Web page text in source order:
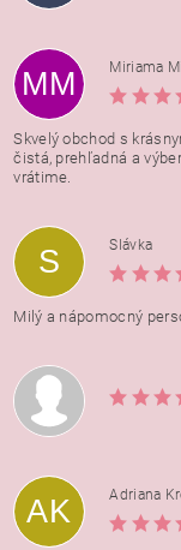
Vložením
osobných údajov
MM
Miriama
Skvelý obchod s
čistá, prehľadná a
vrátime.
S
Slávka
Milý a nápomocný
AK
Adriana